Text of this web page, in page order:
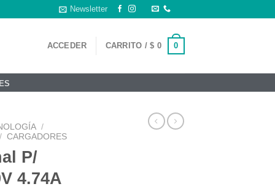
Newsletter
ACCEDER CARRITO /$ 0 0
/
/ CARGADORES
P/
4.74A